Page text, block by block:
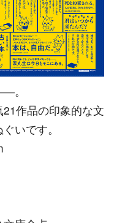
。
作品の印象的な文
いです。